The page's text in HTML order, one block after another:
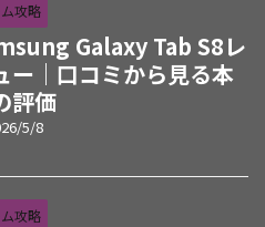
攻略
Galaxy Tab S8レ
ー｜口コミから見る本
評価
5/8
攻略